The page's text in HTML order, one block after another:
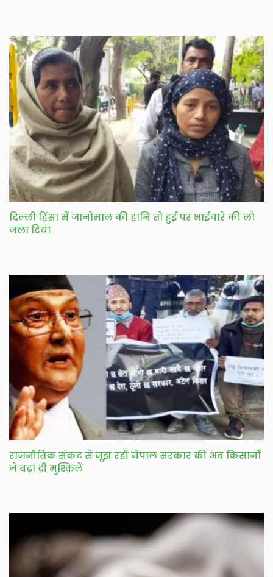
दिल्ली हिंसा में जानोमाल की हानि तो हुई पर भाईचारे की लौ
जला दिया
राजनीतिक संकट से जूझ रही नेपाल सरकार की अब किसानों
ने बढ़ा दी मुश्किलें